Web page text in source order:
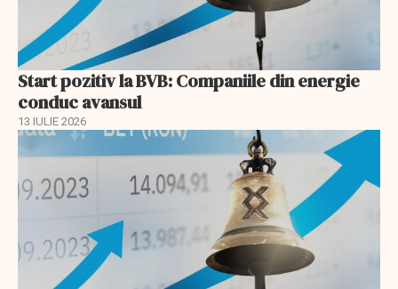
Start pozitiv la BVB: Companiile din energie
conduc avansul
13 IULIE 2026